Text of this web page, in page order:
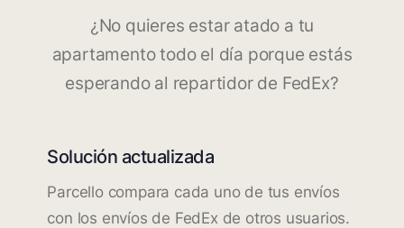
¿No quieres estar atado a tu
apartamento todo el día porque estás
esperando al repartidor de FedEx?
Solución actualizada
Parcello compara cada uno de tus envíos
con los envíos de FedEx de otros usuarios.